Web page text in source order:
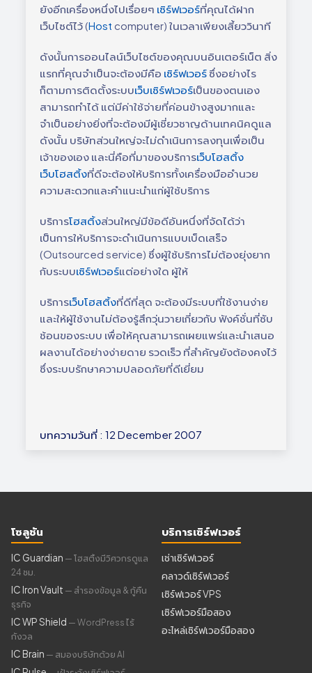
ยังอีกเครื่องหนึ่งไปเรื่อยๆ เซิร์ฟเวอร์ที่คุณได้ฝาก
เว็บไซต์ไว้ (Host computer) ในเวลาเพียงเสี้ยววินาที
ดังนั้นการออนไลน์เว็บไซต์ของคุณบนอินเตอร์เน็ต สิ่ง
แรกที่คุณจำเป็นจะต้องมีคือ เซิร์ฟเวอร์ ซึ่งอย่างไร
ก็ตามการติดตั้งระบบเว็บเซิร์ฟเวอร์เป็นของตนเอง
สามารถทำได้ แต่มีค่าใช้จ่ายที่ค่อนข้างสูงมากและ
จำเป็นอย่างยิ่งที่จะต้องมีผู้เชี่ยวชาญด้านเทคนิคดูแล
ดังนั้น บริษัทส่วนใหญ่จะไม่ดำเนินการลงทุนเพื่อเป็น
เจ้าของเอง และนี่คือที่มาของบริการเว็บโฮสติ้ง
เว็บโฮสติ้งที่ดีจะต้องให้บริการทั้งเครื่องมืออำนวย
ความสะดวกและคำแนะนำแก่ผู้ใช้บริการ
บริการโฮสติ้งส่วนใหญ่มีข้อดีอันหนึ่งที่จัดได้ว่า
เป็นการให้บริการจะดำเนินการแบบเบ็ดเสร็จ
(Outsourced service) ซึ่งผู้ใช้บริการไม่ต้องยุ่งยาก
กับระบบเซิร์ฟเวอร์แต่อย่างใด ผู้ให้
บริการเว็บโฮสติ้งที่ดีที่สุด จะต้องมีระบบที่ใช้งานง่าย
และให้ผู้ใช้งานไม่ต้องรู้สึกวุ่นวายเกี่ยวกับ ฟังค์ชั่นที่ซับ
ช้อนของระบบ เพื่อให้คุณสามารถเผยแพร่และนำเสนอ
ผลงานได้อย่างง่ายดาย รวดเร็ว ที่สำคัญยังต้องคงไว้
ซึ่งระบบรักษาความปลอดภัยที่ดีเยี่ยม
บทความวันที่ : 12 December 2007
โซลูชัน
IC Guardian — โฮสติ้งมีวิศวกรดูแล
24 ชม.
IC Iron Vault — สำรองข้อมูล & กู้คืน
ธุรกิจ
IC WP Shield — WordPress ไร้
กังวล
IC Brain — สมองบริษัทด้วย AI
บริการเซิร์ฟเวอร์
เช่าเซิร์ฟเวอร์
คลาวด์เซิร์ฟเวอร์
เซิร์ฟเวอร์ VPS
เซิร์ฟเวอร์มือสอง
อะไหล่เซิร์ฟเวอร์มือสอง